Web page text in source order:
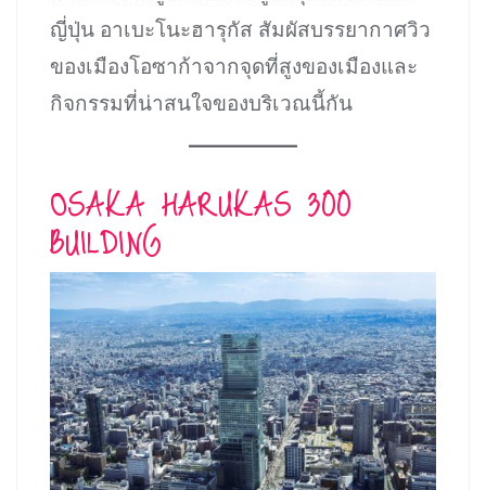
ญี่ปุ่น อาเบะโนะฮารุกัส สัมผัสบรรยากาศวิว
ของเมืองโอซาก้าจากจุดที่สูงของเมืองและ
กิจกรรมที่น่าสนใจของบริเวณนี้กัน
OSAKA HARUKAS 300
BUILDING